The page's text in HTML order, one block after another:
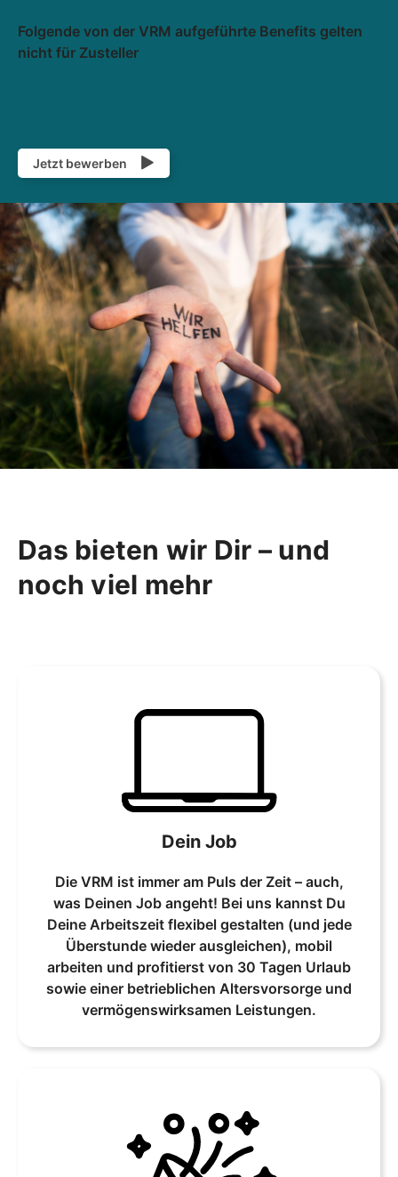
Folgende von der VRM aufgeführte Benefits gelten
nicht für Zusteller
Jetzt bewerben
Das bieten wir Dir – und
noch viel mehr
Dein Job
Die VRM ist immer am Puls der Zeit – auch,
was Deinen Job angeht! Bei uns kannst Du
Deine Arbeitszeit flexibel gestalten (und jede
Überstunde wieder ausgleichen), mobil
arbeiten und profitierst von 30 Tagen Urlaub
sowie einer betrieblichen Altersvorsorge und
vermögenswirksamen Leistungen.